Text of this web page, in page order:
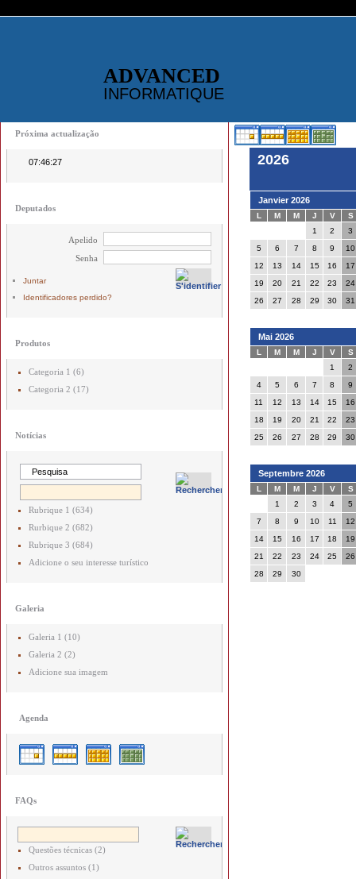
ADVANCED
INFORMATIQUE
Próxima actualização
07:46:27
Deputados
Apelido
Senha
Juntar
Identificadores perdido?
Produtos
Categoria 1 (6)
Categoria 2 (17)
Notícias
Rubrique 1 (634)
Rurbique 2 (682)
Rubrique 3 (684)
Adicione o seu interesse turístico
Galeria
Galeria 1 (10)
Galeria 2 (2)
Adicione sua imagem
Agenda
FAQs
Questões técnicas (2)
Outros assuntos (1)
2026
Janvier 2026
L M M J V
S
1
2
3
5
6 7 8 9
10
12
13 14 15 16
17
19
20 21 22 23
24
26
27 28 29 30 31
Mai 2026
L M M J V
S
1
2
4
5 6 7 8
9
11
12 13 14 15
16
18
19 20 21 22
23
25
26 27 28 29 30
Septembre 2026
L M M J V
S
1
2 3 4
5
7
8 9 10 11
12
14
15 16 17 18
19
21
22 23 24 25
26
28
29 30